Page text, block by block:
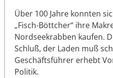
Über 100 Jahre konnten
„Fisch-Böttcher“ ihre
Nordseekrabben kaufen.
Schluß, der Laden muß
Geschäftsführer erhebt
Politik.